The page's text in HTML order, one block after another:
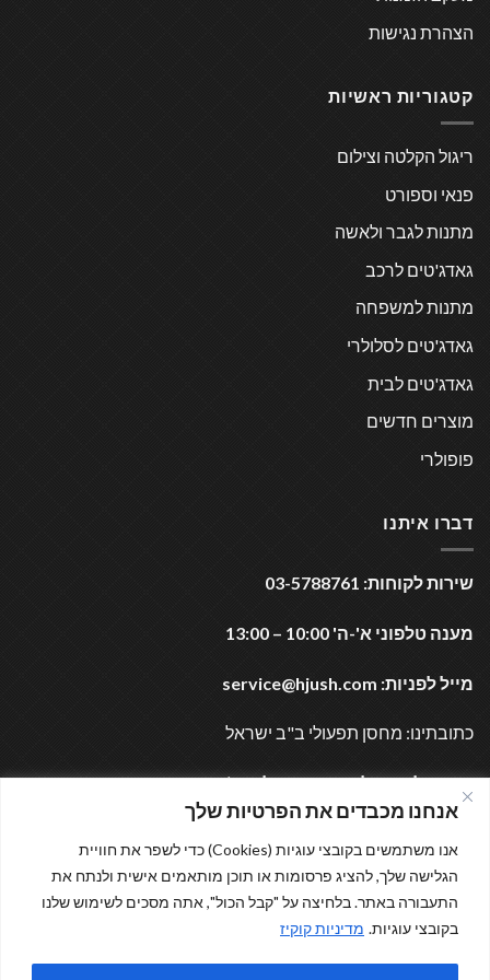
אנחנו מכבדים את הפרטיות שלך
אנו משתמשים בקובצי עוגיות (Cookies) כדי לשפר את חוויית
הגלישה שלך, להציג פרסומות או תוכן מותאמים אישית ולנתח את
התעבורה באתר. בלחיצה על "קבל הכול", אתה מסכים לשימוש שלנו
בקובצי עוגיות. מדיניות קוקיז
הצהרת נגישות
קטגוריות ראשיות
ריגול הקלטה וצילום
פנאי וספורט
מתנות לגבר ולאשה
גאדג'טים לרכב
מתנות למשפחה
גאדג'טים לסלולרי
גאדג'טים לבית
מוצרים חדשים
פופולרי
דברו איתנו
שירות לקוחות: 03-5788761
מענה טלפוני א'-ה' 10:00 – 13:00
מייל לפניות: service@hjush.com
כתובתינו: מחסן תפעולי ב"ב ישראל
נשמח לעמוד לרשותכם בכל עת (:
מוזמנים לבקר